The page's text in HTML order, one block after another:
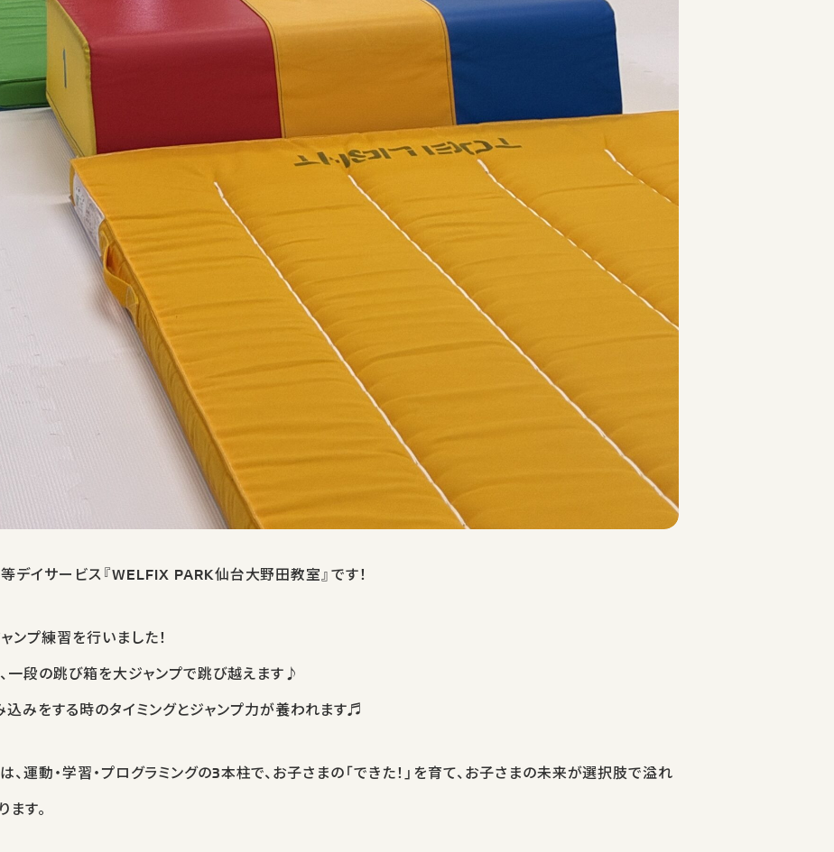
デイサービス『WELFIX PARK仙台大野田教室』です！
プ練習を行いました！
一段の跳び箱を大ジャンプで跳び越えます♪
みをする時のタイミングとジャンプ力が養われます♬
運動・学習・プログラミングの3本柱で、お子さまの「できた！」を育て、お子さまの未来が選択肢で溢れ
す。